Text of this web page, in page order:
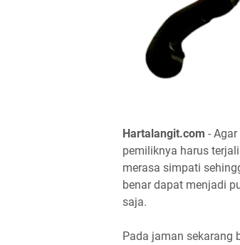
Hartalangit.com -
pemiliknya harus
merasa simpati
benar dapat menjadi
saja.
Pada jaman sekarang